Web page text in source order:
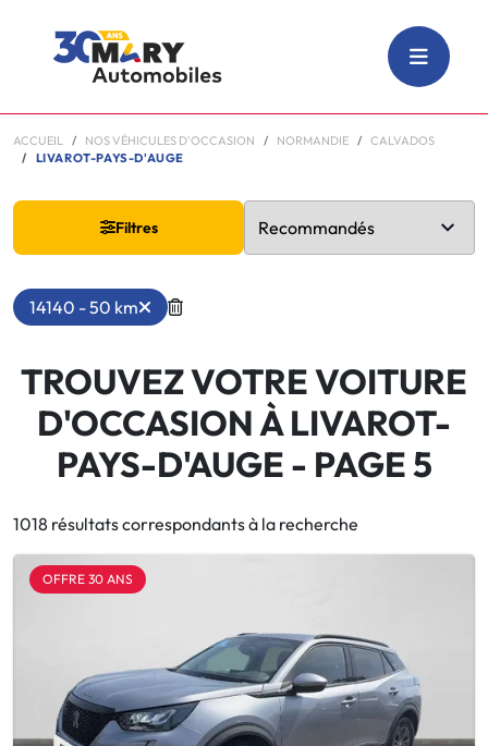
ACCUEIL NOS VÉHICULES D'OCCASION NORMANDIE
CALVADOS
LIVAROT-PAYS-D'AUGE
Filtres
14140 - 50 km
TROUVEZ VOTRE VOITURE
D'OCCASION À LIVAROT-
PAYS-D'AUGE - PAGE 5
1018 résultats correspondants à la recherche
OFFRE 30 ANS